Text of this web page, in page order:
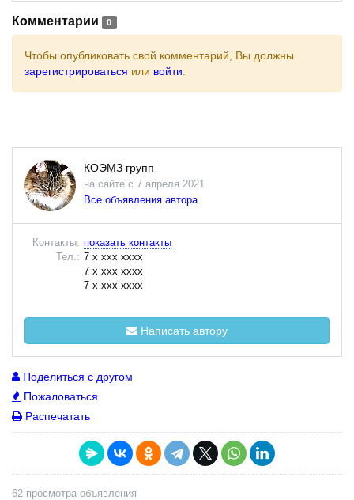
Комментарии 0
Чтобы опубликовать свой комментарий, Вы должны
зарегистрироваться или войти
КОЭМЗ групп
на сайте с 7 апреля 2021
Все объявления автора
Контакты: показать контакты
Тел.: 7 x xxx xxxx
7 x xxx xxxx
7 x xxx xxxx
Написать автору
Поделиться с другом
Пожаловаться
Распечатать
62 просмотра объявления